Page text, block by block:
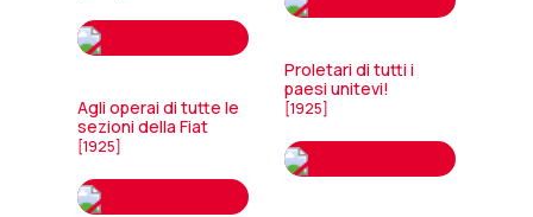
Proletari di tutti i
paesi unitevi!
[1925]
Agli operai di tutte le
sezioni della Fiat
[1925]